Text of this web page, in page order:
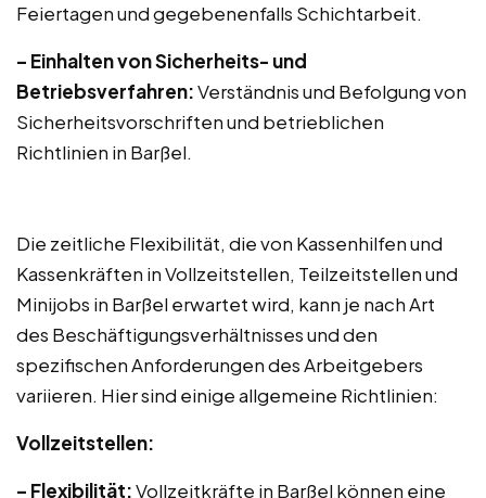
Feiertagen und gegebenenfalls Schichtarbeit.
– Einhalten von Sicherheits- und
Betriebsverfahren:Verständnis und Befolgung von
Sicherheitsvorschriften und betrieblichen
Richtlinien in Barßel.
Die zeitliche Flexibilität, die von Kassenhilfen und
Kassenkräften in Vollzeitstellen, Teilzeitstellen und
Minijobs in Barßel erwartet wird, kann je nach Art
des Beschäftigungsverhältnisses und den
spezifischen Anforderungen des Arbeitgebers
variieren. Hier sind einige allgemeine Richtlinien:
Vollzeitstellen:
– Flexibilität:Vollzeitkräfte in Barßel können eine